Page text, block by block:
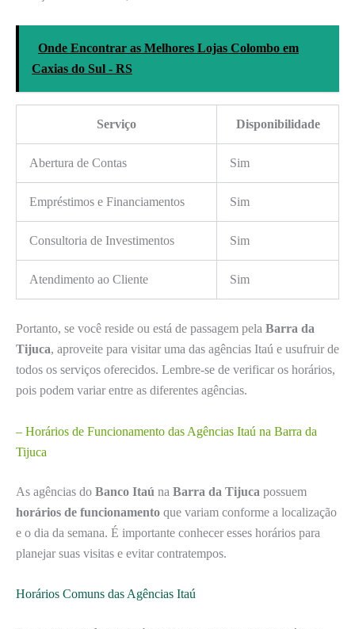
Onde Encontrar as Melhores Lojas Colombo em
Caxias do Sul - RS
Serviço Disponibilidade
Abertura de Contas Sim
Empréstimos e Financiamentos Sim
Consultoria de Investimentos Sim
Atendimento ao Cliente Sim
Portanto, se você reside ou está de passagem pela Barra da
Tijuca, aproveite para visitar uma das agências Itaú e usufruir de
todos os serviços oferecidos. Lembre-se de verificar os horários,
pois podem variar entre as diferentes agências.
– Horários de Funcionamento das Agências Itaú na Barra da
Tijuca
As agências do Banco Itaú na Barra da Tijuca possuem
horários de funcionamento que variam conforme a localização
e o dia da semana. É importante conhecer esses horários para
planejar suas visitas e evitar contratempos.
Horários Comuns das Agências Itaú